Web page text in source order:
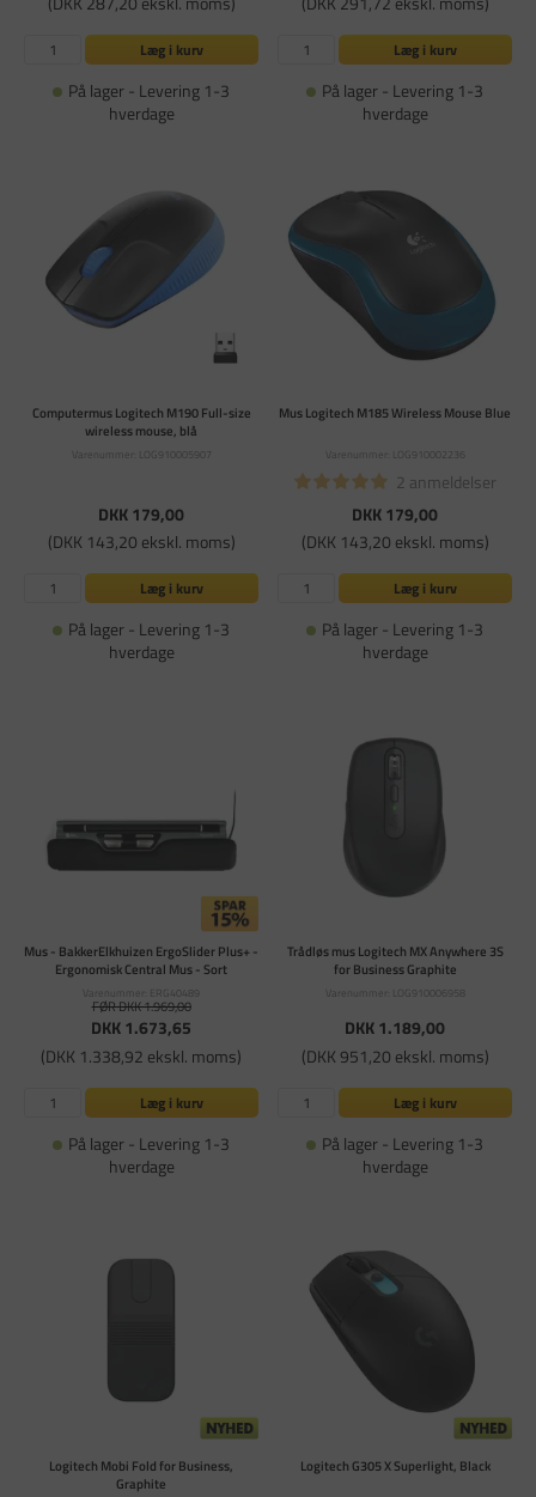
Læg i kurv
På lager - Levering 1-3
hverdage
Læg i kurv
På lager - Levering 1-3
hverdage
Computermus Logitech M190 Full-size
wireless mouse, blå
Varenummer: LOG910005907
DKK 179,00
(DKK 143,20 ekskl. moms)
Læg i kurv
På lager - Levering 1-3
hverdage
Mus Logitech M185 Wireless Mouse Blue
Varenummer: LOG910002236
2 anmeldelser
DKK 179,00
(DKK 143,20 ekskl. moms)
Læg i kurv
På lager - Levering 1-3
hverdage
Mus - BakkerElkhuizen ErgoSlider Plus+ -
Ergonomisk Central Mus - Sort
Varenummer: ERG40489
FØR DKK 1.969,00
DKK 1.673,65
(DKK 1.338,92 ekskl. moms)
Læg i kurv
På lager - Levering 1-3
hverdage
Trådløs mus Logitech MX Anywhere 3S
for Business Graphite
Varenummer: LOG910006958
DKK 1.189,00
(DKK 951,20 ekskl. moms)
Læg i kurv
På lager - Levering 1-3
hverdage
Logitech Mobi Fold for Business,
Graphite
Logitech G305 X Superlight, Black